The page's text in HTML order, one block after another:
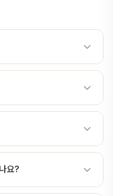
은 피부와 점막에 생기
하면 구강 편평태선(OLP)
며, 인구의 약 0.5~2%에
관찰이 중요합니다.임상
가장 흔함, 흰색
트레스, 전신 질환 등 다
악을 위해 전문의 진료가
(편평태선 등)은 전염되
요?